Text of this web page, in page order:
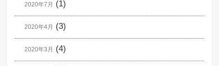
2020年7月 (1)
2020年4月 (3)
2020年3月 (4)